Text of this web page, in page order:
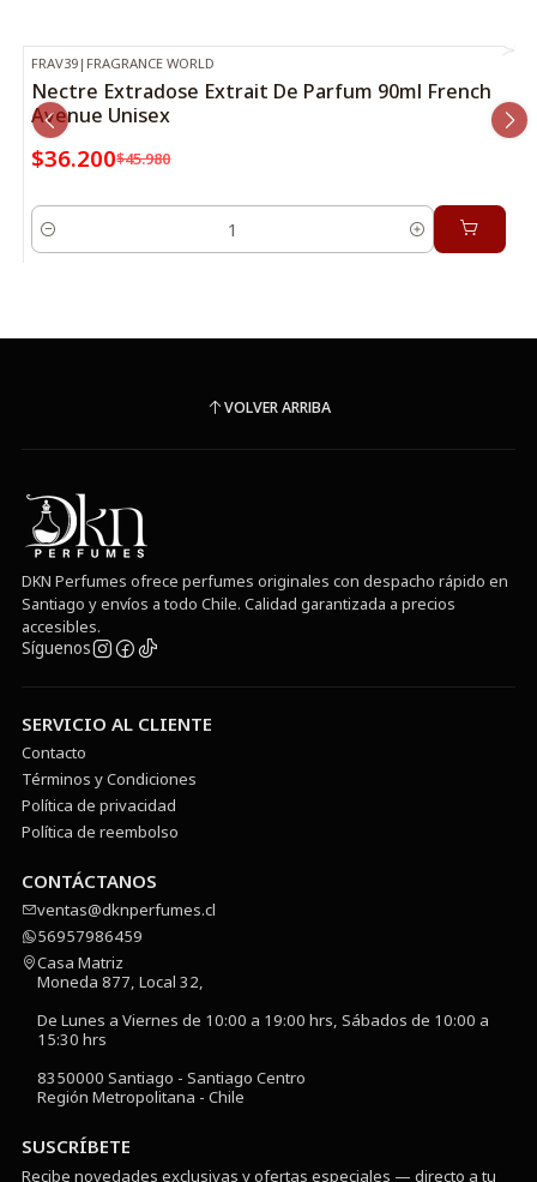
-21%OFF
FRAV39 | FRAGRANCE WORLD
Nectre Extradose Extrait De Parfum 90ml French
Avenue Unisex
$36.200$45.980
Cantidad
VOLVER ARRIBA
DKN Perfumes ofrece perfumes originales con despacho rápido en
Santiago y envíos a todo Chile. Calidad garantizada a precios
accesibles.
Síguenos
SERVICIO AL CLIENTE
Contacto
Términos y Condiciones
Política de privacidad
Política de reembolso
CONTÁCTANOS
ventas@dknperfumes.cl
56957986459
Casa Matriz
Moneda 877, Local 32,
De Lunes a Viernes de 10:00 a 19:00 hrs, Sábados de 10:00 a
15:30 hrs
8350000 Santiago - Santiago Centro
Región Metropolitana - Chile
SUSCRÍBETE
Recibe novedades exclusivas y ofertas especiales — directo a tu